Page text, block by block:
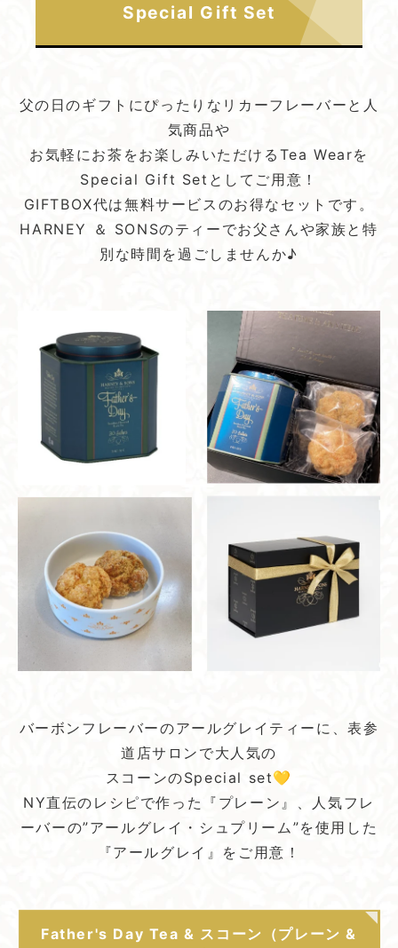
Special Gift Set
父の日のギフトにぴったりなリカーフレーバーと人
気商品や
お気軽にお茶をお楽しみいただけるTea Wearを
Special Gift Setとしてご用意！
GIFTBOX代は無料サービスのお得なセットです。
HARNEY ＆ SONSのティーでお父さんや家族と特
別な時間を過ごしませんか♪
バーボンフレーバーのアールグレイティーに、表参
道店サロンで大人気の
スコーンのSpecial set💛
NY直伝のレシピで作った『プレーン』、人気フレ
ーバーの”アールグレイ・シュプリーム”を使用した
『アールグレイ』をご用意！
Father's Day Tea & スコーン（プレーン &